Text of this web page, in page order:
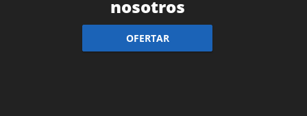
nosotros
OFERTAR